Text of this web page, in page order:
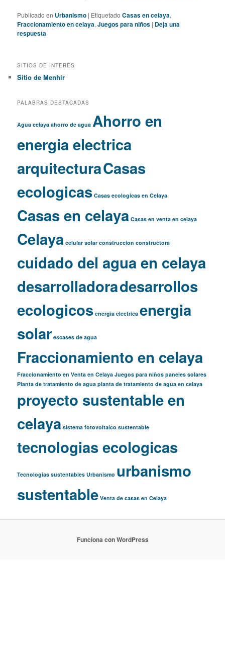
Publicado en Urbanismo | Etiquetado Casas en celaya,
Fraccionamiento en celaya,Juegos para niños | Deja una
respuesta
SITIOS DE INTERÉS
Sitio de Menhir
PALABRAS DESTACADAS
Agua celaya ahorro de agua Ahorro en
energia electrica
arquitecturaCasas
ecologicas Casas ecologicas en Celaya
Casas en celaya Casas en venta en celaya
Celaya celular solar construccion constructora
cuidado del agua en celaya
desarrolladoradesarrollos
ecologicos energia electrica energia
solar escases de agua
Fraccionamiento en celaya
Fraccionamiento en Venta en Celaya Juegos para niños paneles solares
Planta de tratamiento de agua planta de tratamiento de agua en celaya
proyecto sustentable en
celaya sistema fotovoltaico sustentable
tecnologias ecologicas
Tecnologias sustentables Urbanismo urbanismo
sustentable Venta de casas en Celaya
Funciona con WordPress